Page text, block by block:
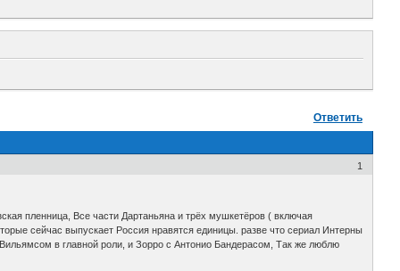
Ответить
1
пленница, Все части Дартаньяна и трёх мушкетёров ( включая
сейчас выпускает Россия нравятся единицы. разве что сериал Интерны
в главной роли, и Зорро с Антонио Бандерасом, Так же люблю